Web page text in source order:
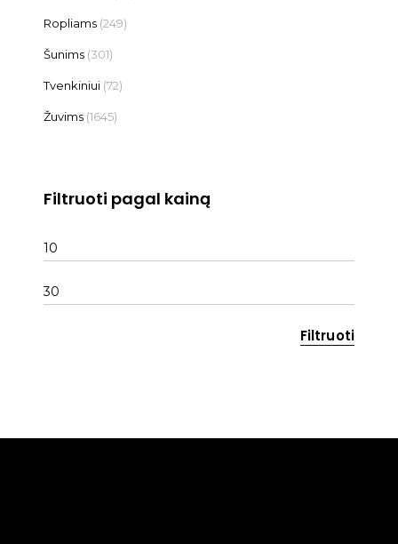
Ropliams (249)
Šunims (301)
Tvenkiniui (72)
Žuvims (1645)
Filtruoti pagal kainą
Min
Maks
Filtruoti